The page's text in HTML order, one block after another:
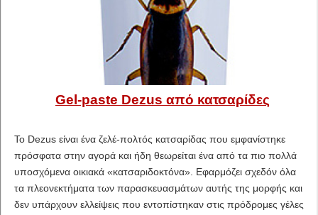
Gel-paste Dezus από κατσαρίδες
Το Dezus είναι ένα ζελέ-πολτός κατσαρίδας που εμφανίστηκε
πρόσφατα στην αγορά και ήδη θεωρείται ένα από τα πιο πολλά
υποσχόμενα οικιακά «κατσαριδοκτόνα». Εφαρμόζει σχεδόν όλα
τα πλεονεκτήματα των παρασκευασμάτων αυτής της μορφής και
δεν υπάρχουν ελλείψεις που εντοπίστηκαν στις πρόδρομες γέλες